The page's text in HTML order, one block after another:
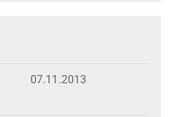
07.11.2013